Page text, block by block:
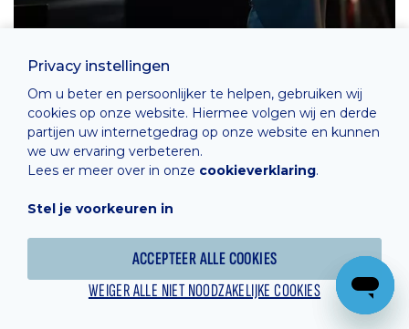
Privacy instellingen
Om u beter en persoonlijker te helpen, gebruiken wij
cookies op onze website. Hiermee volgen wij en derde
partijen uw internetgedrag op onze website en kunnen
we uw ervaring verbeteren.
Lees er meer over in onze cookieverklaring.
Stel je voorkeuren in
ACCEPTEER ALLE COOKIES
WEIGER ALLE NIET NOODZAKELIJKE COOKIES